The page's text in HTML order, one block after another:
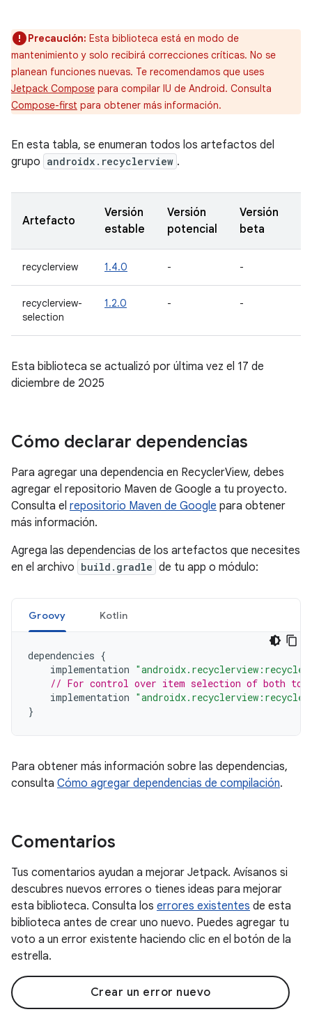
Precaución: Esta biblioteca está en modo de
mantenimiento y solo recibirá correcciones críticas. No se
planean funciones nuevas. Te recomendamos que uses
Jetpack Compose para compilar IU de Android. Consulta
Compose-first para obtener más información.
En esta tabla, se enumeran todos los artefactos del
grupo androidx.recyclerview .
Artefacto
Versión
estable
Versión
potencial
Versión
beta
recyclerview 1.4.0 - -
recyclerview-
selection
1.2.0 - -
Esta biblioteca se actualizó por última vez el 17 de
diciembre de 2025
Cómo declarar dependencias
Para agregar una dependencia en RecyclerView, debes
agregar el repositorio Maven de Google a tu proyecto.
Consulta el repositorio Maven de Google para obtener
más información.
Agrega las dependencias de los artefactos que necesites
en el archivo build.gradle de tu app o módulo:
Groovy Kotlin
dependencies {
implementation
// For control over item selection of both
implementation
}
Para obtener más información sobre las dependencias,
consulta Cómo agregar dependencias de compilación.
Comentarios
Tus comentarios ayudan a mejorar Jetpack. Avísanos si
descubres nuevos errores o tienes ideas para mejorar
esta biblioteca. Consulta los errores existentes de esta
biblioteca antes de crear uno nuevo. Puedes agregar tu
voto a un error existente haciendo clic en el botón de la
estrella.
Crear un error nuevo